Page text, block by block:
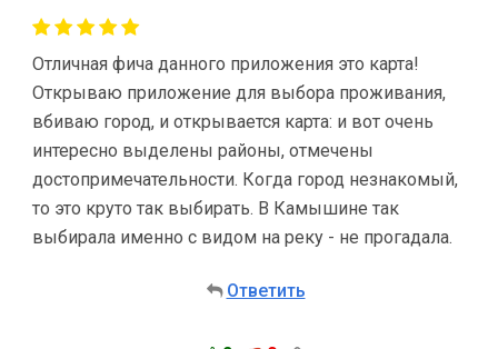
Отличная фича данного приложения это карта!
Открываю приложение для выбора проживания,
вбиваю город, и открывается карта: и вот очень
интересно выделены районы, отмечены
достопримечательности. Когда город незнакомый,
то это круто так выбирать. В Камышине так
выбирала именно с видом на реку - не прогадала.
Ответить